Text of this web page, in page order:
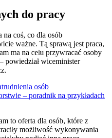
do pracy
na coś, co dla osób
ważne. Tą sprawą jest praca,
ma na celu przywracać osoby
powiedział wiceminister
osób
– poradnik na przykładach
to oferta dla osób, które z
możliwość wykonywania